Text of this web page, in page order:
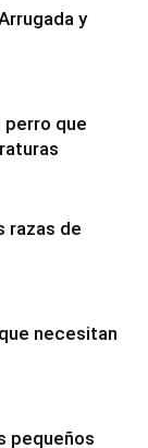
y
perro que
razas de
necesitan
pequeños